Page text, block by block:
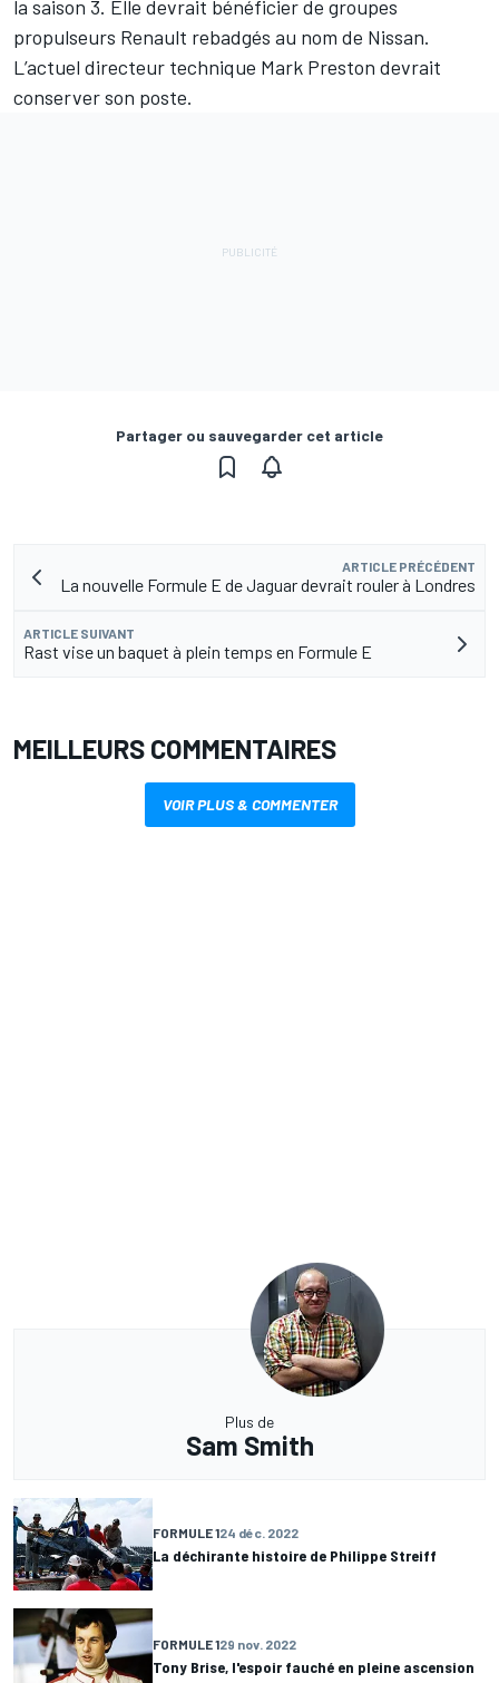
la saison 3. Elle devrait bénéficier de groupes
propulseurs Renault rebadgés au nom de Nissan.
L’actuel directeur technique Mark Preston devrait
conserver son poste.
Partager ou sauvegarder cet article
ARTICLE PRÉCÉDENT
La nouvelle Formule E de Jaguar devrait rouler à Londres
ARTICLE SUIVANT
Rast vise un baquet à plein temps en Formule E
MEILLEURS COMMENTAIRES
VOIR PLUS & COMMENTER
Plus de
Sam Smith
FORMULE 124 déc. 2022
La déchirante histoire de Philippe Streiff
FORMULE 129 nov. 2022
Tony Brise, l'espoir fauché en pleine ascension